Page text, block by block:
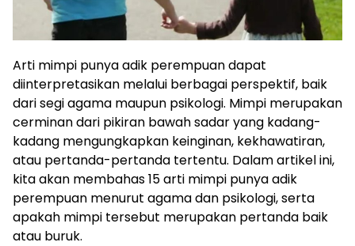
Arti mimpi punya adik perempuan dapat
diinterpretasikan melalui berbagai perspektif, baik
dari segi agama maupun psikologi. Mimpi merupakan
cerminan dari pikiran bawah sadar yang kadang-
kadang mengungkapkan keinginan, kekhawatiran,
atau pertanda-pertanda tertentu. Dalam artikel ini,
kita akan membahas 15 arti mimpi punya adik
perempuan menurut agama dan psikologi, serta
apakah mimpi tersebut merupakan pertanda baik
atau buruk.